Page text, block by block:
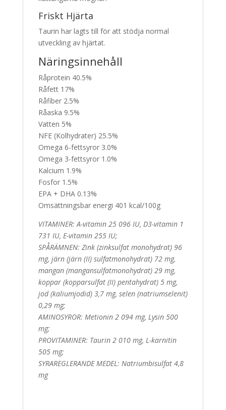
Friskt Hjärta
Taurin har lagts till för att stödja normal
utveckling av hjärtat.
Näringsinnehåll
Råprotein 40.5%
Råfett 17%
Råfiber 2.5%
Råaska 9.5%
Vatten 5%
NFE (Kolhydrater) 25.5%
Omega 6-fettsyror 3.0%
Omega 3-fettsyror 1.0%
Kalcium 1.9%
Fosfor 1.5%
EPA + DHA 0.13%
Omsättningsbar energi 401 kcal/100g
VITAMINER: A-vitamin 25 096 IU, D3-vitamin 1
731 IU, E-vitamin 255 IU;
SPÅRÄMNEN: Zink (zinksulfat monohydrat) 96
mg, järn (järn (II) sulfatmonohydrat) 72 mg,
mangan (mangansulfatmonohydrat) 29 mg,
koppar (kopparsulfat (II) pentahydrat) 5 mg,
jod (kaliumjodid) 3,7 mg, selen (natriumselenit)
0,29 mg;
AMINOSYROR: Metionin 2 094 mg, Lysin 500
mg;
PROVITAMINER: Taurin 2 010 mg, L-karnitin
505 mg;
SYRAREGLERANDE MEDEL: Natriumbisulfat 4,8
mg